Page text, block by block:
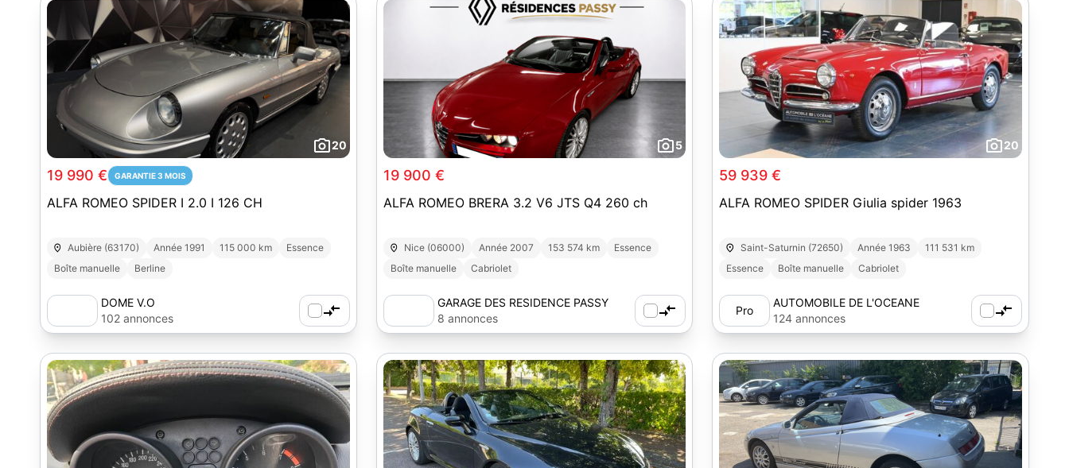
20
19 990 € GARANTIE 3 MOIS
ALFA ROMEO SPIDER I 2.0 I 126 CH
Aubière (63170) Année 1991 115 000 km
Essence
Boîte manuelle
Berline
DOME V.O
102 annonces
5
19 900 €
ALFA ROMEO BRERA 3.2 V6 JTS Q4 260 ch
Nice (06000) Année 2007 153 574 km
Essence
Boîte manuelle
Cabriolet
GARAGE DES RESIDENCE PASSY
8 annonces
20
59 939 €
ALFA ROMEO SPIDER Giulia spider 1963
Saint-Saturnin (72650) Année 1963
111 531 km
Essence
Boîte manuelle Cabriolet
Pro
AUTOMOBILE DE L'OCEANE
124 annonces